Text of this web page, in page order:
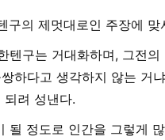
구의 제멋대로인 주장에
텐구는 거대화하며, 그전의
하다고 생각하지 않는 거
되려 성낸다.
될 정도로 인간을 그렇게